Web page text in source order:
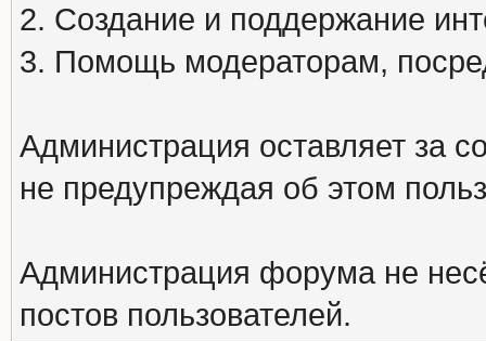
2. Создание и поддержание
3. Помощь модераторам,
Администрация оставляет за
не предупреждая об этом
Администрация форума не
постов пользователей.